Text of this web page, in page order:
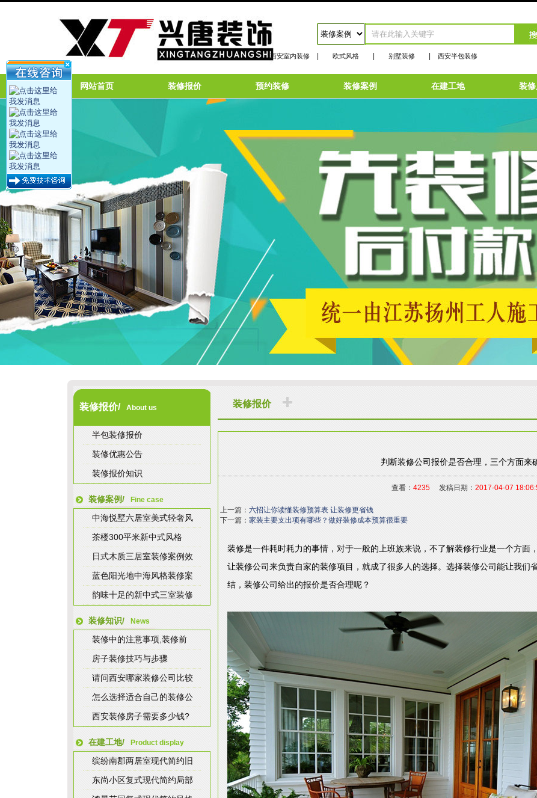
西安室内装修 欧式风格 别墅装修 西安半包装修
网站首页 装修报价 预约装修 装修案例 在建工地 装
装修报价/ About us
半包装修报价
装修优惠公告
装修报价知识
装修案例/ Fine case
中海悦墅六居室美式轻奢风
茶楼300平米新中式风格
日式木质三居室装修案例效
蓝色阳光地中海风格装修案
韵味十足的新中式三室装修
装修知识/ News
装修中的注意事项,装修前
房子装修技巧与步骤
请问西安哪家装修公司比较
怎么选择适合自己的装修公
西安装修房子需要多少钱?
在建工地/ Product display
缤纷南郡两居室现代简约旧
东尚小区复式现代简约局部
装修报价
判断装修公司报价是否合理，三个方面来
查看： 4235 发稿日期： 2017-04-07
上一篇： 六招让你读懂装修预算表 让装修更省钱
下一篇： 家装主要支出项有哪些？做好装修成本预算很重要
装修是一件耗时耗力的事情，对于一般的上班族来说，不了解装修行业是一个方面
让装修公司来负责自家的装修项目，就成了很多人的选择。选择装修公司能让我们
结，装修公司给出的报价是否合理呢？